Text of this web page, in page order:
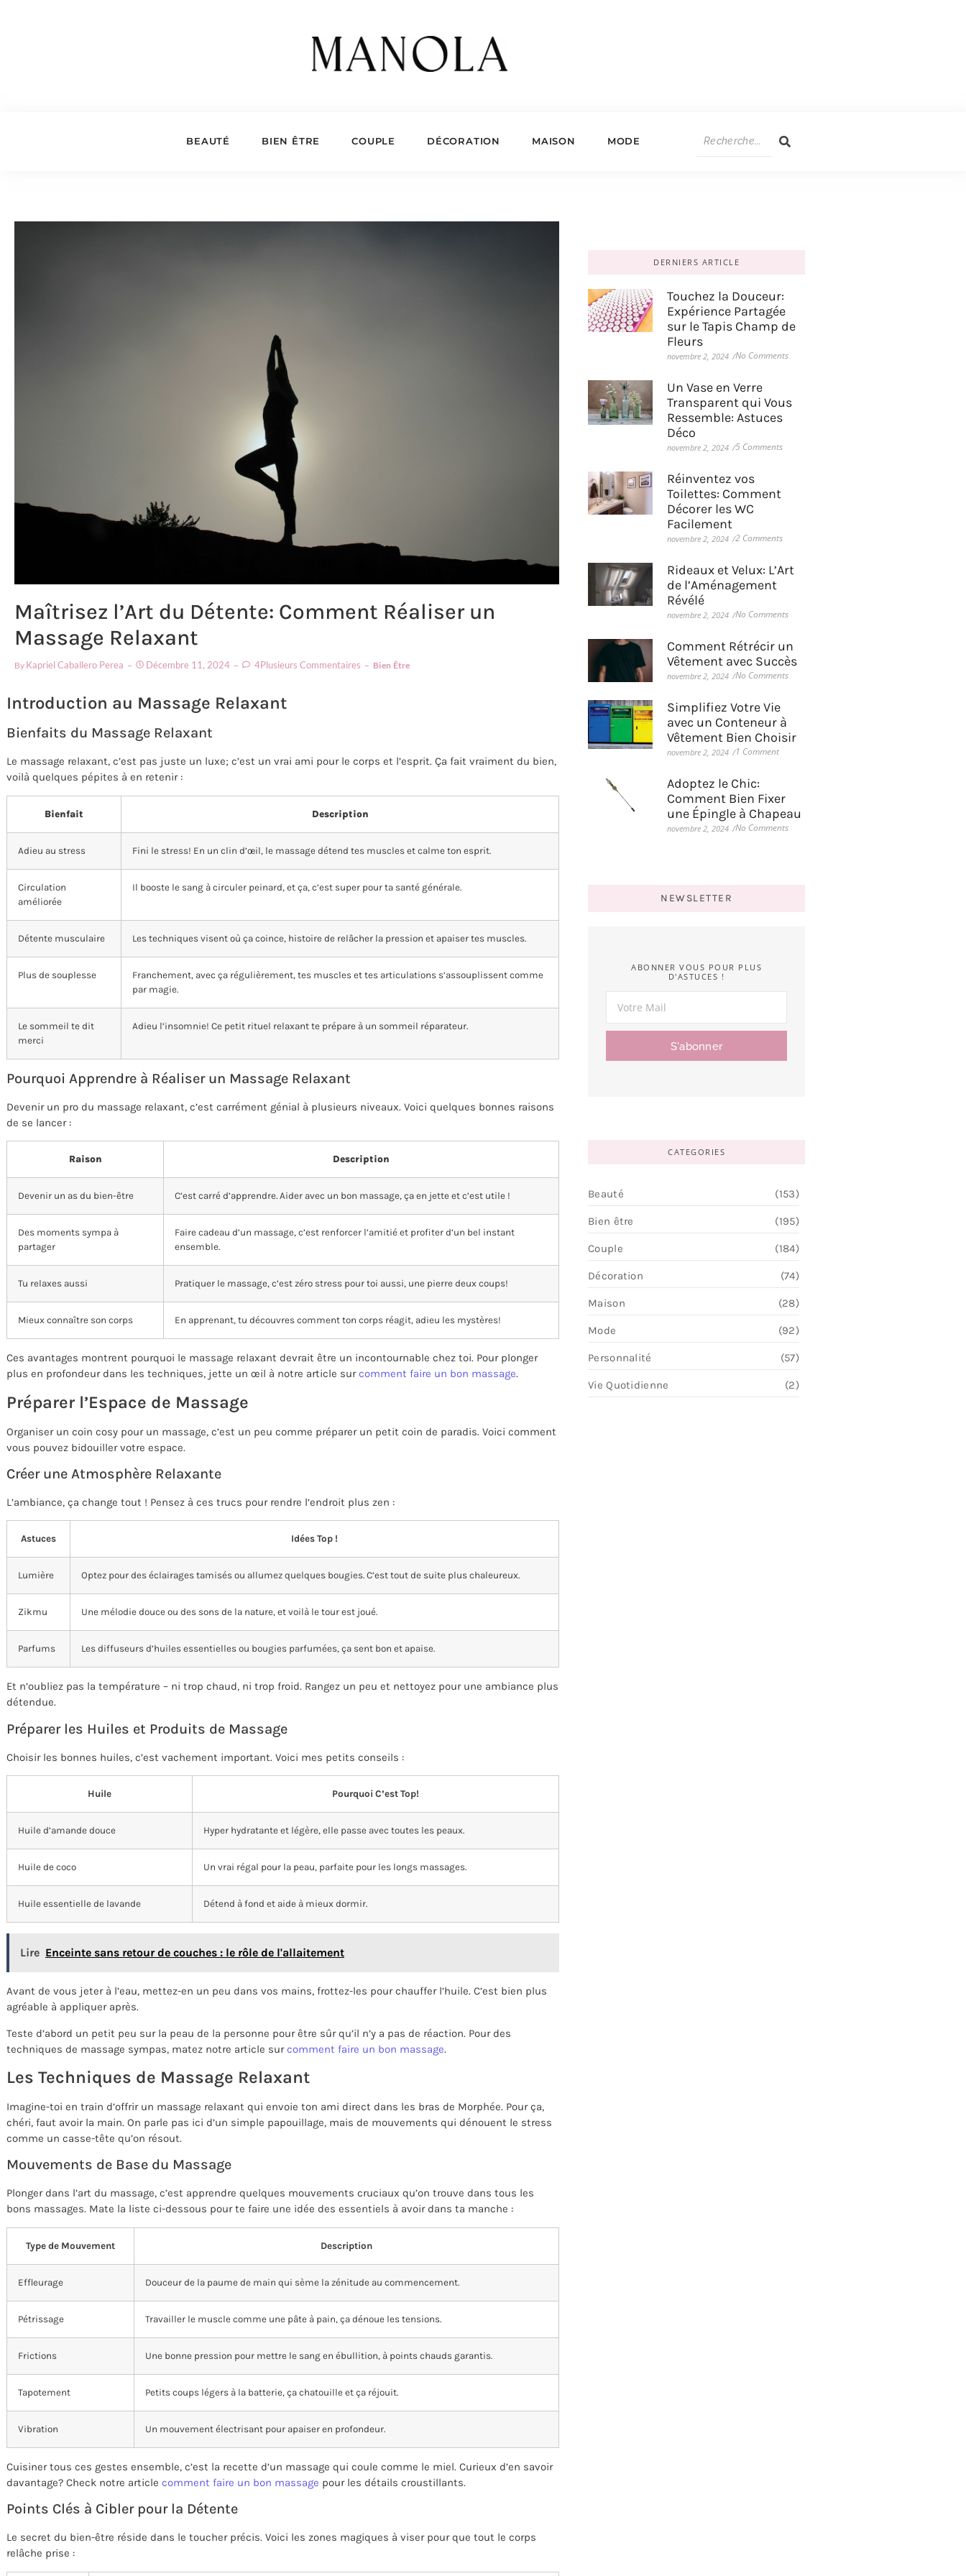
BEAUTÉ BIEN ÊTRE COUPLE DÉCORATION MAISON MODE
Maîtrisez l’Art du Détente: Comment Réaliser un
Massage Relaxant
By Kapriel Caballero Perea Décembre 11, 2024 4Plusieurs Commentaires Bien Être
Introduction au Massage Relaxant
Bienfaits du Massage Relaxant
Le massage relaxant, c’est pas juste un luxe; c’est un vrai ami pour le corps et l’esprit. Ça fait vraiment du bien,
voilà quelques pépites à en retenir :
Bienfait Description
Adieu au stress Fini le stress! En un clin d’œil, le massage détend tes muscles et calme ton esprit.
Circulation
améliorée
Il booste le sang à circuler peinard, et ça, c’est super pour ta santé générale.
Détente musculaire Les techniques visent où ça coince, histoire de relâcher la pression et apaiser tes muscles.
Plus de souplesse
Franchement, avec ça régulièrement, tes muscles et tes articulations s’assouplissent comme
par magie.
Le sommeil te dit
merci
Adieu l’insomnie! Ce petit rituel relaxant te prépare à un sommeil réparateur.
Pourquoi Apprendre à Réaliser un Massage Relaxant
Devenir un pro du massage relaxant, c’est carrément génial à plusieurs niveaux. Voici quelques bonnes raisons
de se lancer :
Raison Description
Devenir un as du bien-être C’est carré d’apprendre. Aider avec un bon massage, ça en jette et c’est utile !
Des moments sympa à
partager
Faire cadeau d’un massage, c’est renforcer l’amitié et profiter d’un bel instant
ensemble.
Tu relaxes aussi Pratiquer le massage, c’est zéro stress pour toi aussi, une pierre deux coups!
Mieux connaître son corps En apprenant, tu découvres comment ton corps réagit, adieu les mystères!
Ces avantages montrent pourquoi le massage relaxant devrait être un incontournable chez toi. Pour plonger
plus en profondeur dans les techniques, jette un œil à notre article surcomment faire un bon massage.
Préparer l’Espace de Massage
Organiser un coin cosy pour un massage, c’est un peu comme préparer un petit coin de paradis. Voici comment
vous pouvez bidouiller votre espace.
Créer une Atmosphère Relaxante
L’ambiance, ça change tout ! Pensez à ces trucs pour rendre l’endroit plus zen :
Astuces Idées Top !
Lumière Optez pour des éclairages tamisés ou allumez quelques bougies. C’est tout de suite plus chaleureux.
Zikmu Une mélodie douce ou des sons de la nature, et voilà le tour est joué.
Parfums Les diffuseurs d’huiles essentielles ou bougies parfumées, ça sent bon et apaise.
Et n’oubliez pas la température – ni trop chaud, ni trop froid. Rangez un peu et nettoyez pour une ambiance plus
détendue.
Préparer les Huiles et Produits de Massage
Choisir les bonnes huiles, c’est vachement important. Voici mes petits conseils :
Huile Pourquoi C’est Top!
Huile d’amande douce Hyper hydratante et légère, elle passe avec toutes les peaux.
Huile de coco Un vrai régal pour la peau, parfaite pour les longs massages.
Huile essentielle de lavande Détend à fond et aide à mieux dormir.
Lire Enceinte sans retour de couches : le rôle de l'allaitement
Avant de vous jeter à l’eau, mettez-en un peu dans vos mains, frottez-les pour chauffer l’huile. C’est bien plus
agréable à appliquer après.
Teste d’abord un petit peu sur la peau de la personne pour être sûr qu’il n’y a pas de réaction. Pour des
techniques de massage sympas, matez notre article surcomment faire un bon massage.
Les Techniques de Massage Relaxant
Imagine-toi en train d’offrir un massage relaxant qui envoie ton ami direct dans les bras de Morphée. Pour ça,
chéri, faut avoir la main. On parle pas ici d’un simple papouillage, mais de mouvements qui dénouent le stress
comme un casse-tête qu’on résout.
Mouvements de Base du Massage
Plonger dans l’art du massage, c’est apprendre quelques mouvements cruciaux qu’on trouve dans tous les
bons massages. Mate la liste ci-dessous pour te faire une idée des essentiels à avoir dans ta manche :
Type de Mouvement Description
Effleurage Douceur de la paume de main qui sème la zénitude au commencement.
Pétrissage Travailler le muscle comme une pâte à pain, ça dénoue les tensions.
Frictions Une bonne pression pour mettre le sang en ébullition, à points chauds garantis.
Tapotement Petits coups légers à la batterie, ça chatouille et ça réjouit.
Vibration Un mouvement électrisant pour apaiser en profondeur.
Cuisiner tous ces gestes ensemble, c’est la recette d’un massage qui coule comme le miel. Curieux d’en savoir
davantage? Check notre article comment faire un bon massage pour les détails croustillants.
Points Clés à Cibler pour la Détente
Le secret du bien-être réside dans le toucher précis. Voici les zones magiques à viser pour que tout le corps
relâche prise :
DERNIERS ARTICLE
Touchez la Douceur:
Expérience Partagée
sur le Tapis Champ de
Fleurs
novembre 2, 2024 /No Comments
Un Vase en Verre
Transparent qui Vous
Ressemble: Astuces
Déco
novembre 2, 2024 /5 Comments
Réinventez vos
Toilettes: Comment
Décorer les WC
Facilement
novembre 2, 2024 /2 Comments
Rideaux et Velux: L’Art
de l’Aménagement
Révélé
novembre 2, 2024 /No Comments
Comment Rétrécir un
Vêtement avec Succès
novembre 2, 2024 /No Comments
Simplifiez Votre Vie
avec un Conteneur à
Vêtement Bien Choisir
novembre 2, 2024 /1 Comment
Adoptez le Chic:
Comment Bien Fixer
une Épingle à Chapeau
novembre 2, 2024 /No Comments
NEWSLETTER
ABONNER VOUS POUR PLUS
D'ASTUCES !
S'abonner
CATEGORIES
Beauté (153)
Bien être (195)
Couple (184)
Décoration (74)
Maison (28)
Mode (92)
Personnalité (57)
Vie Quotidienne (2)